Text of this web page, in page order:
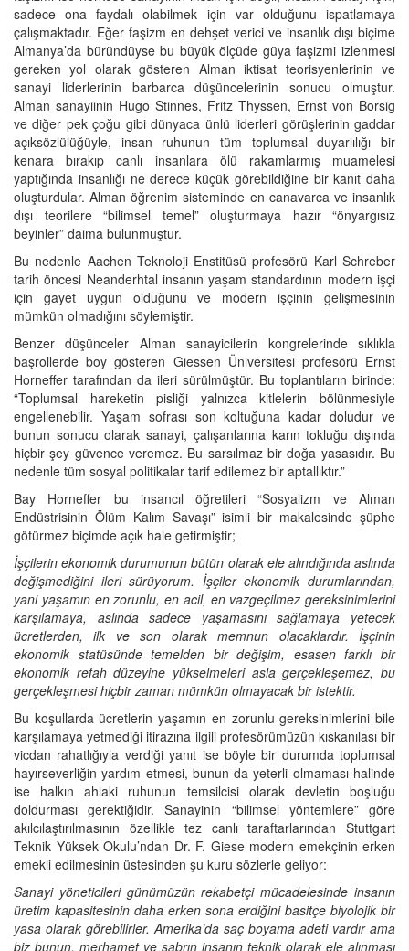
sadece ona faydalı olabilmek için var olduğunu ispatlamaya
çalışmaktadır. Eğer faşizm en dehşet verici ve insanlık dışı biçime
Almanya’da büründüyse bu büyük ölçüde güya faşizmi izlenmesi
gereken yol olarak gösteren Alman iktisat teorisyenlerinin ve
sanayi liderlerinin barbarca düşüncelerinin sonucu olmuştur.
Alman sanayiinin Hugo Stinnes, Fritz Thyssen, Ernst von Borsig
ve diğer pek çoğu gibi dünyaca ünlü liderleri görüşlerinin gaddar
açıksözlülüğüyle, insan ruhunun tüm toplumsal duyarlılığı bir
kenara bırakıp canlı insanlara ölü rakamlarmış muamelesi
yaptığında insanlığı ne derece küçük görebildiğine bir kanıt daha
oluşturdular. Alman öğrenim sisteminde en canavarca ve insanlık
dışı teorilere “bilimsel temel” oluşturmaya hazır “önyargısız
beyinler” daima bulunmuştur.
Bu nedenle Aachen Teknoloji Enstitüsü profesörü Karl Schreber
tarih öncesi Neanderhtal insanın yaşam standardının modern işçi
için gayet uygun olduğunu ve modern işçinin gelişmesinin
mümkün olmadığını söylemiştir.
Benzer düşünceler Alman sanayicilerin kongrelerinde sıklıkla
başrollerde boy gösteren Giessen Üniversitesi profesörü Ernst
Horneffer tarafından da ileri sürülmüştür. Bu toplantıların birinde:
“Toplumsal hareketin pisliği yalnızca kitlelerin bölünmesiyle
engellenebilir. Yaşam sofrası son koltuğuna kadar doludur ve
bunun sonucu olarak sanayi, çalışanlarına karın tokluğu dışında
hiçbir şey güvence veremez. Bu sarsılmaz bir doğa yasasıdır. Bu
nedenle tüm sosyal politikalar tarif edilemez bir aptallıktır.”
Bay Horneffer bu insancıl öğretileri “Sosyalizm ve Alman
Endüstrisinin Ölüm Kalım Savaşı” isimli bir makalesinde şüphe
götürmez biçimde açık hale getirmiştir;
İşçilerin ekonomik durumunun bütün olarak ele alındığında aslında
değişmediğini ileri sürüyorum. İşçiler ekonomik durumlarından,
yani yaşamın en zorunlu, en acil, en vazgeçilmez gereksinimlerini
karşılamaya, aslında sadece yaşamasını sağlamaya yetecek
ücretlerden, ilk ve son olarak memnun olacaklardır. İşçinin
ekonomik statüsünde temelden bir değişim, esasen farklı bir
ekonomik refah düzeyine yükselmeleri asla gerçekleşemez, bu
gerçekleşmesi hiçbir zaman mümkün olmayacak bir istektir.
Bu koşullarda ücretlerin yaşamın en zorunlu gereksinimlerini bile
karşılamaya yetmediği itirazına ilgili profesörümüzün kıskanılası bir
vicdan rahatlığıyla verdiği yanıt ise böyle bir durumda toplumsal
hayırseverliğin yardım etmesi, bunun da yeterli olmaması halinde
ise halkın ahlaki ruhunun temsilcisi olarak devletin boşluğu
doldurması gerektiğidir. Sanayinin “bilimsel yöntemlere” göre
akılcılaştırılmasının özellikle tez canlı taraftarlarından Stuttgart
Teknik Yüksek Okulu’ndan Dr. F. Giese modern emekçinin erken
emekli edilmesinin üstesinden şu kuru sözlerle geliyor:
Sanayi yöneticileri günümüzün rekabetçi mücadelesinde insanın
üretim kapasitesinin daha erken sona erdiğini basitçe biyolojik bir
yasa olarak görebilirler. Amerika’da saç boyama adeti vardır ama
biz bunun, merhamet ve sabrın insanın teknik olarak ele alınması